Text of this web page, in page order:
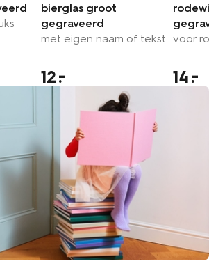
bierglas groot
gegraveerd
met eigen naam of tekst
12
voor
14